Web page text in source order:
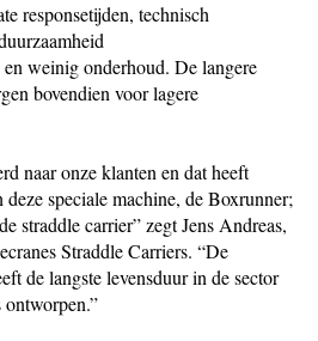
responsetijden, technisch
weinig onderhoud. De langere
bovendien voor lagere
naar onze klanten en dat heeft
speciale machine, de Boxrunner;
straddle carrier” zegt Jens Andreas,
Straddle Carriers. “De
de langste levensduur in de sector